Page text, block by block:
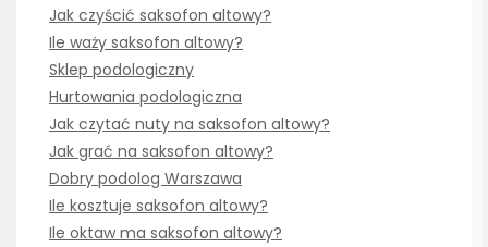
Jak czyścić saksofon altowy?
Ile waży saksofon altowy?
Sklep podologiczny
Hurtowania podologiczna
Jak czytać nuty na saksofon altowy?
Jak grać na saksofon altowy?
Dobry podolog Warszawa
Ile kosztuje saksofon altowy?
Ile oktaw ma saksofon altowy?